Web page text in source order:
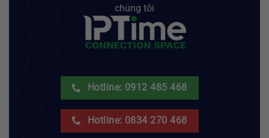
chúng tôi
Hotline: 0912 485 468
Hotline: 0834 270 468